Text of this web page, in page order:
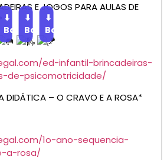
E JOGOS PARA AULAS DE
⬇
Baixar
⬇
Baixar
⬇
Baixar
ed-infantil-brincadeiras-
de-psicomotricidade/
DIDÁTICA – O CRAVO E A ROSA*
1o-ano-sequencia-
a-rosa/